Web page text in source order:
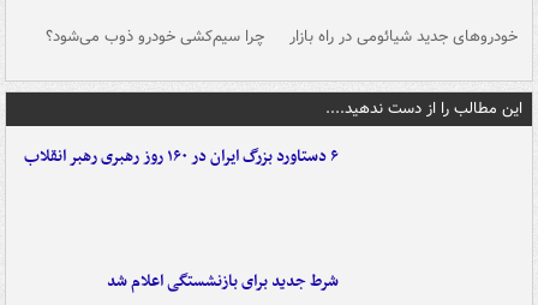
خودروهای جدید شیائومی در راه بازار چرا سیم‌کشی خودرو ذوب می‌شود؟
این مطالب را از دست ندهید....
۶ دستاورد بزرگ ایران در ۱۶۰ روز رهبری رهبر انقلاب
شرط جدید برای بازنشستگی اعلام شد